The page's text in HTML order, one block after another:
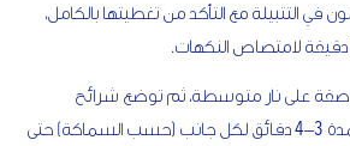
التتبيلة مع التأكد من تغطيتها بالكامل،
لامتصاص النكهات.
على نار متوسطة، ثم توضع شرائح
3
–
4دقائق لكل جانب (حسب السماكة) حتى